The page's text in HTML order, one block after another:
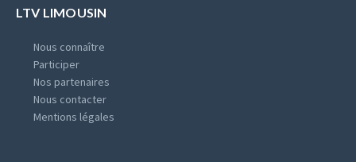
LTV LIMOUSIN
Nous connaître
Participer
Nos partenaires
Nous contacter
Mentions légales